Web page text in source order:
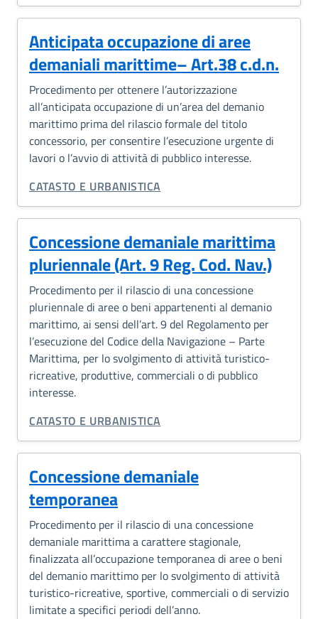
Anticipata occupazione di aree
demaniali marittime– Art.38 c.d.n.
Procedimento per ottenere l’autorizzazione
all’anticipata occupazione di un’area del demanio
marittimo prima del rilascio formale del titolo
concessorio, per consentire l’esecuzione urgente di
lavori o l’avvio di attività di pubblico interesse.
CATEGORIA CORRELATA:
CATASTO E URBANISTICA
Concessione demaniale marittima
pluriennale (Art. 9 Reg. Cod. Nav.)
Procedimento per il rilascio di una concessione
pluriennale di aree o beni appartenenti al demanio
marittimo, ai sensi dell’art. 9 del Regolamento per
l’esecuzione del Codice della Navigazione – Parte
Marittima, per lo svolgimento di attività turistico-
ricreative, produttive, commerciali o di pubblico
interesse.
CATEGORIA CORRELATA:
CATASTO E URBANISTICA
Concessione demaniale
temporanea
Procedimento per il rilascio di una concessione
demaniale marittima a carattere stagionale,
finalizzata all’occupazione temporanea di aree o beni
del demanio marittimo per lo svolgimento di attività
turistico-ricreative, sportive, commerciali o di servizio
limitate a specifici periodi dell’anno.